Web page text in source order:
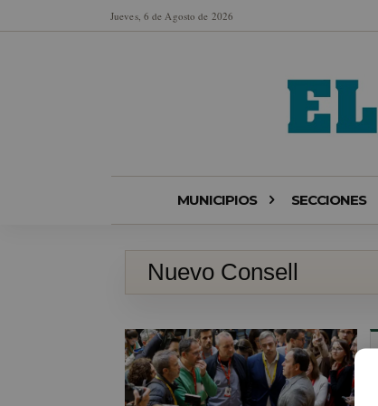
Jueves, 6 de Agosto de 2026
MUNICIPIOS SECCIONES
Nuevo Consell